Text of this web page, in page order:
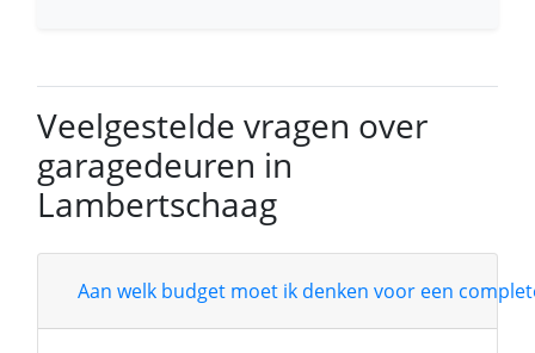
Veelgestelde vragen over
garagedeuren in
Lambertschaag
Aan welk budget moet ik denken voor een